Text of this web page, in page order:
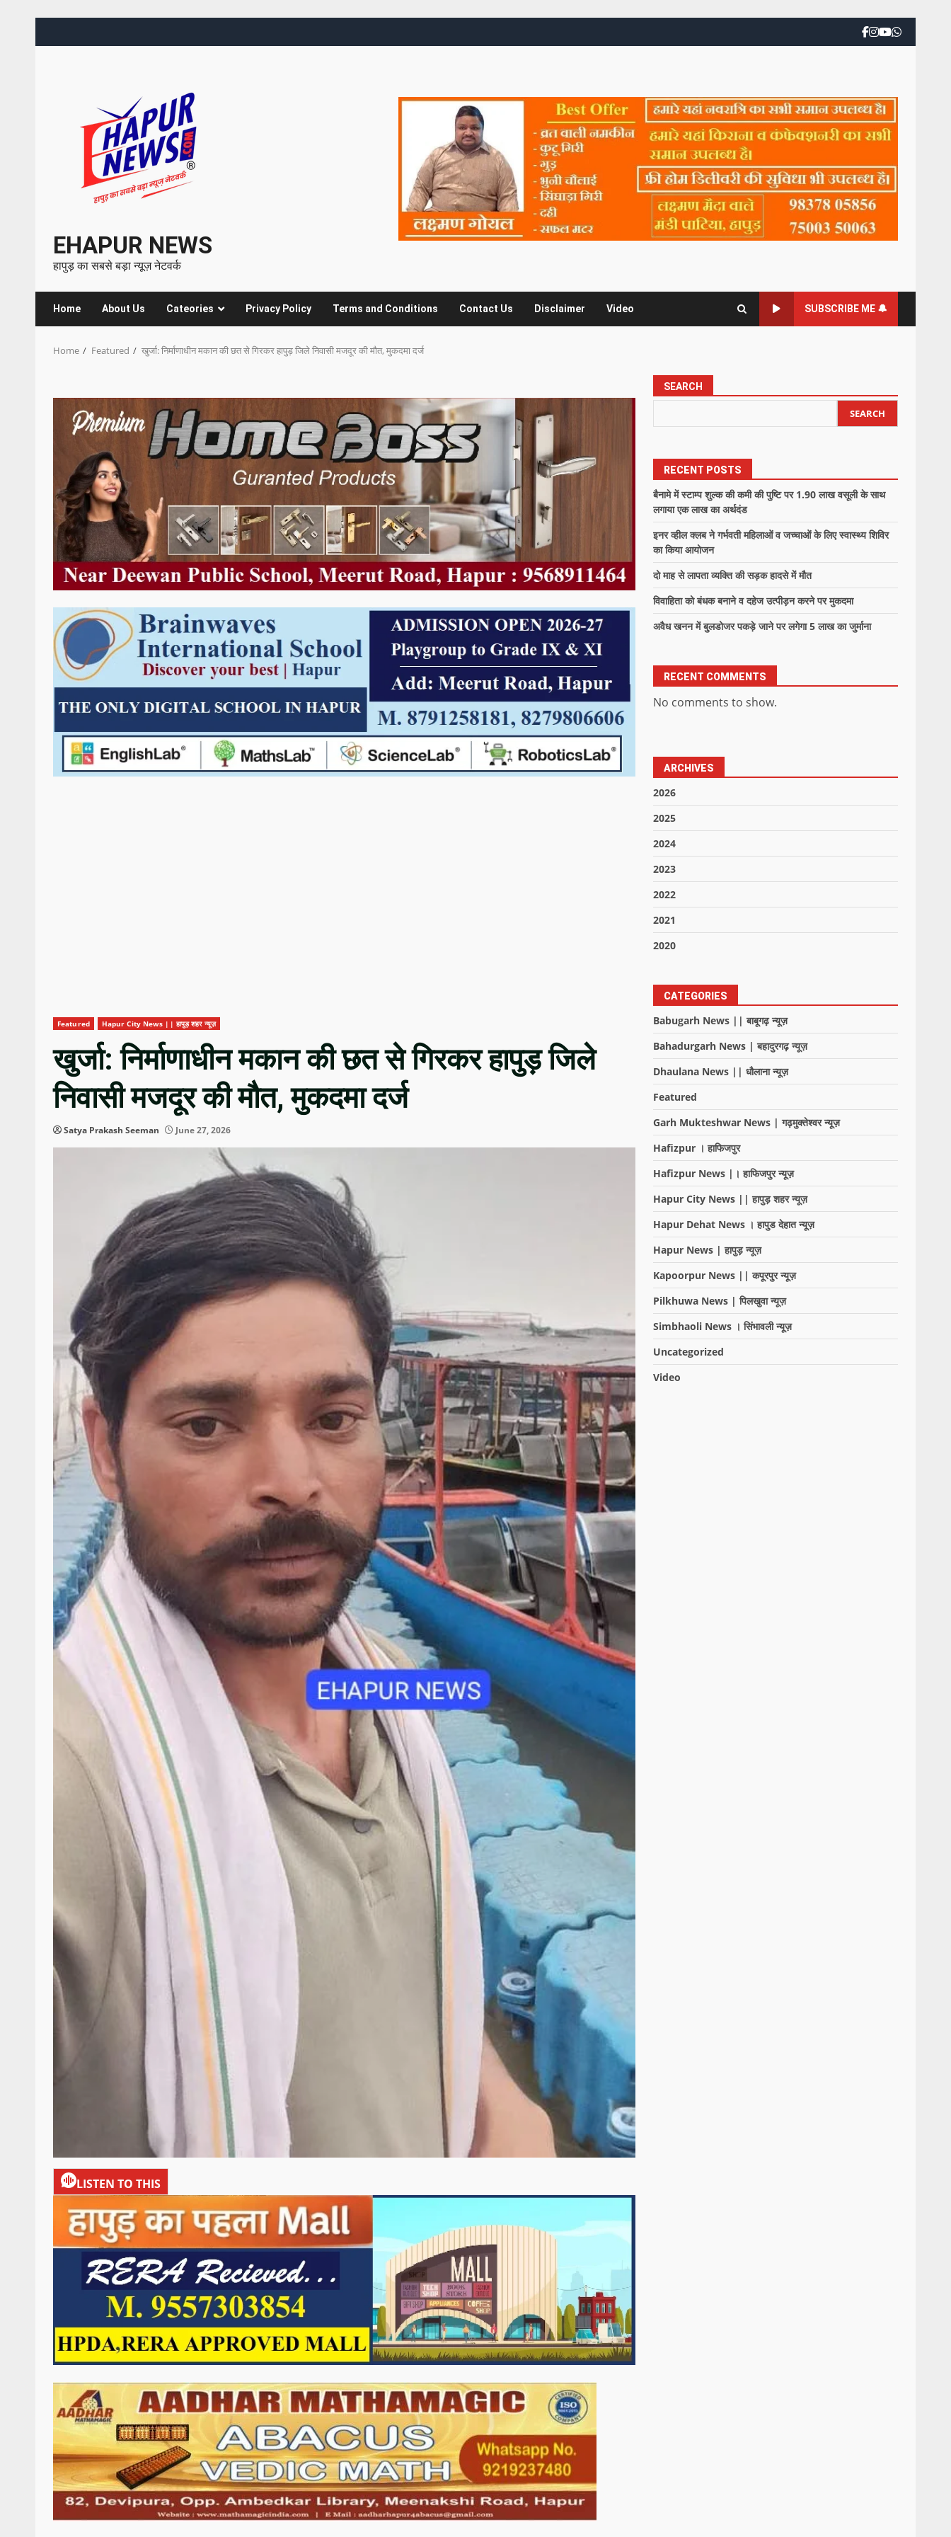
EHAPUR NEWS
हापुड़ का सबसे बड़ा न्यूज़ नेटवर्क
Home About Us Cateories Privacy Policy Terms and Conditions Contact Us Disclaimer Video SUBSCRIBE ME 🔔
Home Featured खुर्जा: निर्माणाधीन मकान की छत से गिरकर हापुड़ जिले निवासी मजदूर की मौत, मुकदमा दर्ज
Featured Hapur City News || हापुड़ शहर न्यूज़
खुर्जा: निर्माणाधीन मकान की छत से गिरकर हापुड़ जिले
निवासी मजदूर की मौत, मुकदमा दर्ज
Satya Prakash Seeman June 27, 2026
LISTEN TO THIS
SEARCH
SEARCH
RECENT POSTS
बैनामे में स्टाम्प शुल्क की कमी की पुष्टि पर 1.90 लाख वसूली के साथ
लगाया एक लाख का अर्थदंड
इनर व्हील क्लब ने गर्भवती महिलाओं व जच्चाओं के लिए स्वास्थ्य शिविर
का किया आयोजन
दो माह से लापता व्यक्ति की सड़क हादसे में मौत
विवाहिता को बंधक बनाने व दहेज उत्पीड़न करने पर मुकदमा
अवैध खनन में बुलडोजर पकड़े जाने पर लगेगा 5 लाख का जुर्माना
RECENT COMMENTS
No comments to show.
ARCHIVES
2026
2025
2024
2023
2022
2021
2020
CATEGORIES
Babugarh News || बाबूगढ़ न्यूज़
Bahadurgarh News | बहादुरगढ़ न्यूज़
Dhaulana News || धौलाना न्यूज़
Featured
Garh Mukteshwar News | गढ़मुक्तेश्वर न्यूज़
Hafizpur । हाफिजपुर
Hafizpur News |। हाफिजपुर न्यूज़
Hapur City News || हापुड़ शहर न्यूज़
Hapur Dehat News । हापुड देहात न्यूज़
Hapur News | हापुड़ न्यूज़
Kapoorpur News || कपूरपुर न्यूज़
Pilkhuwa News | पिलखुवा न्यूज़
Simbhaoli News । सिंभावली न्यूज़
Uncategorized
Video